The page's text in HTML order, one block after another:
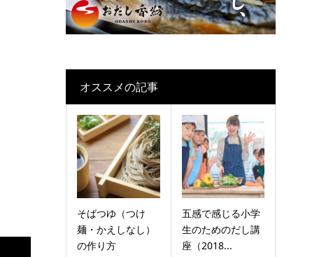
オススメの記事
そばつゆ（つけ
麺・かえしなし）
の作り方
五感で感じる小学
生のためのだし講
座（2018...